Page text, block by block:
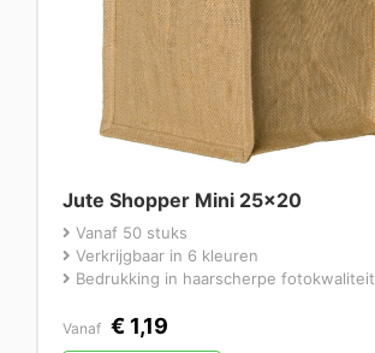
Jute Shopper Mini 25×20
Vanaf 50 stuks
Verkrijgbaar in 6 kleuren
Bedrukking in haarscherpe fotokwaliteit
Vanaf € 1,19